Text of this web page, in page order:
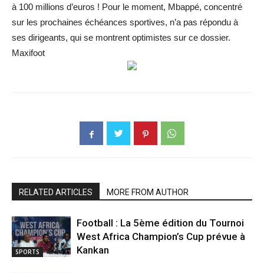
à 100 millions d’euros ! Pour le moment, Mbappé, concentré
sur les prochaines échéances sportives, n’a pas répondu à
ses dirigeants, qui se montrent optimistes sur ce dossier.
Maxifoot
RELATED ARTICLES MORE FROM AUTHOR
SPORTS
Football : La 5ème édition du Tournoi
West Africa Champion’s Cup prévue à
Kankan